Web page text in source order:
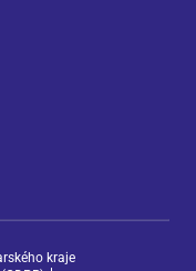
kraje